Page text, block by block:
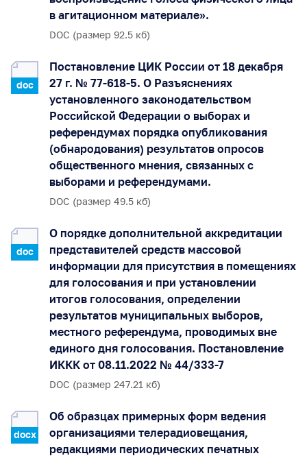
в агитационном материале».
DOC (размер 92.5 кб)
doc
Постановление ЦИК России от 18 декабря
27 г. № 77-618-5. О Разъяснениях
установленного законодательством
Российской Федерации о выборах и
референдумах порядка опубликования
(обнародования) результатов опросов
общественного мнения, связанных с
выборами и референдумами.
DOC (размер 49.5 кб)
doc
О порядке дополнительной аккредитации
представителей средств массовой
информации для присутствия в помещениях
для голосования и при установлении
итогов голосования, определении
результатов муниципальных выборов,
местного референдума, проводимых вне
единого дня голосования. Постановление
ИККК от 08.11.2022 № 44/333-7
DOC (размер 247.21 кб)
docx
Об образцах примерных форм ведения
организациями телерадиовещания,
редакциями периодических печатных